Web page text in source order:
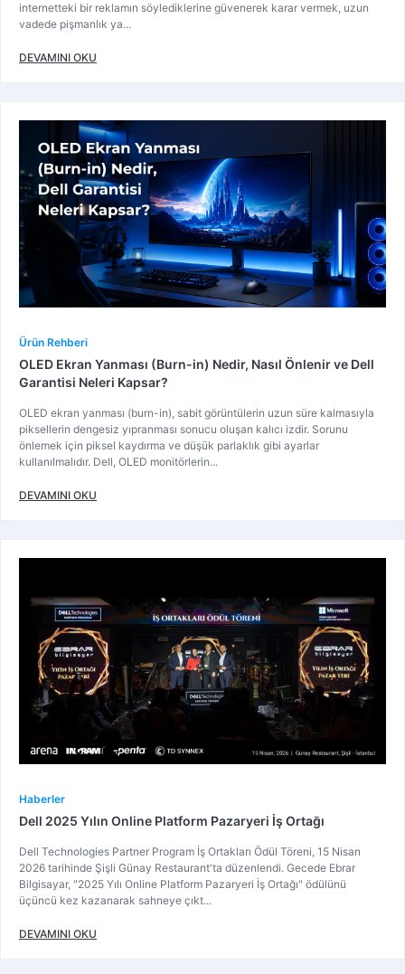
internetteki bir reklamın söylediklerine güvenerek karar vermek, uzun
vadede pişmanlık ya...
DEVAMINI OKU
Ürün Rehberi
OLED Ekran Yanması (Burn-in) Nedir, Nasıl Önlenir ve Dell
Garantisi Neleri Kapsar?
OLED ekran yanması (burn-in), sabit görüntülerin uzun süre kalmasıyla
piksellerin dengesiz yıpranması sonucu oluşan kalıcı izdir. Sorunu
önlemek için piksel kaydırma ve düşük parlaklık gibi ayarlar
kullanılmalıdır. Dell, OLED monitörlerin...
DEVAMINI OKU
Haberler
Dell 2025 Yılın Online Platform Pazaryeri İş Ortağı
Dell Technologies Partner Program İş Ortakları Ödül Töreni, 15 Nisan
2026 tarihinde Şişli Günay Restaurant'ta düzenlendi. Gecede Ebrar
Bilgisayar, "2025 Yılı Online Platform Pazaryeri İş Ortağı" ödülünü
üçüncü kez kazanarak sahneye çıkt...
DEVAMINI OKU